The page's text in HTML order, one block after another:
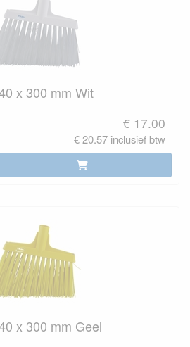
x 300 mm Wit
€ 17.00
€ 20.57 inclusief btw
x 300 mm Geel